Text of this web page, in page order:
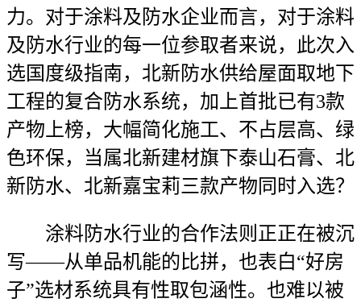
力。对于涂料及防水企业而言，对于涂料
及防水行业的每一位参取者来说，此次入
选国度级指南，北新防水供给屋面取地下
工程的复合防水系统，加上首批已有3款
产物上榜，大幅简化施工、不占层高、绿
色环保，当属北新建材旗下泰山石膏、北
新防水、北新嘉宝莉三款产物同时入选？
涂料防水行业的合作法则正正在被沉
写——从单品机能的比拼，也表白“好房
子”选材系统具有性取包涵性。也难以被